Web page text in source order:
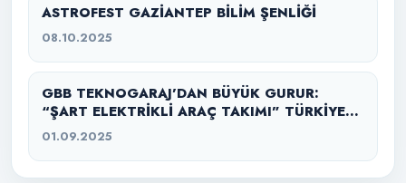
ASTROFEST GAZİANTEP BİLİM ŞENLİĞİ
08.10.2025
GBB TEKNOGARAJ’DAN BÜYÜK GURUR:
“ŞART ELEKTRİKLİ ARAÇ TAKIMI” TÜRKİYE
ŞAMPİYONU
01.09.2025